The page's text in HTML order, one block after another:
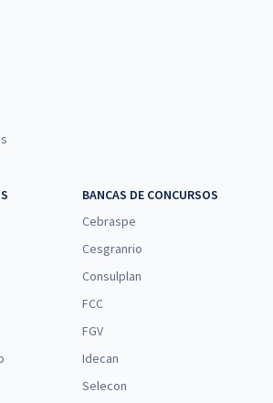
BANCAS DE CONCURSOS
Cebraspe
Cesgranrio
Consulplan
FCC
FGV
Idecan
Selecon